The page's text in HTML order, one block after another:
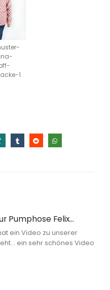
1
Pumphose Felix…
ein Video zu unserer
ein sehr schönes Video